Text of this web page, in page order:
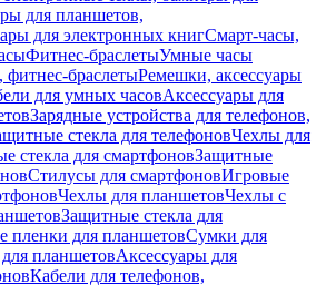
для планшетов,
для электронных книгСмарт-часы,
Фитнес-браслетыУмные часы
браслетыРемешки, аксессуары
для умных часовАксессуары для
Зарядные устройства для телефонов,
стекла для телефоновЧехлы для
стекла для смартфоновЗащитные
Стилусы для смартфоновИгровые
Чехлы для планшетовЧехлы с
Защитные стекла для
пленки для планшетовСумки для
планшетовАксессуары для
Кабели для телефонов,